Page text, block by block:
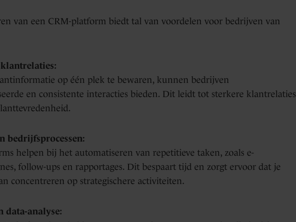
van een CRM-platform biedt tal van voordelen voor bedrijven van
op één plek te bewaren, kunnen bedrijven
en consistente interacties bieden. Dit leidt tot sterkere klantrelaties
bedrijfsprocessen:
helpen bij het automatiseren van repetitieve taken, zoals e-
follow-ups en rapportages. Dit bespaart tijd en zorgt ervoor dat je
concentreren op strategischere activiteiten.
data-analyse: